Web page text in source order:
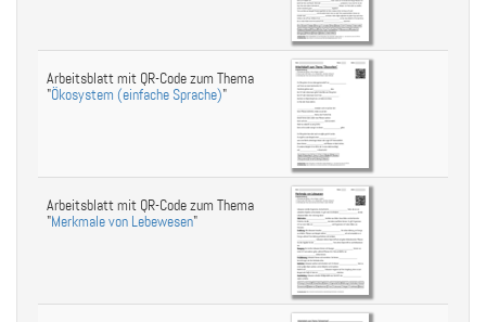
Arbeitsblatt mit QR-Code zum Thema
"Ökosystem (einfache Sprache)"
Arbeitsblatt mit QR-Code zum Thema
"Merkmale von Lebewesen"